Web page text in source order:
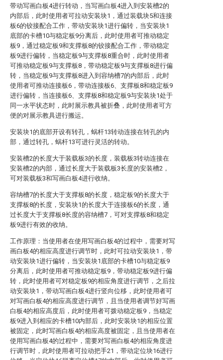
带动写画白板4进行转动，当写画白板4进入到安装槽2的
内部后，此时使用者可拉动安装块1，通过装载块5和连接
板6的铰接配合工作，带动安装块1进行偏转，当安装块1
底部的卡槽10与稳定板9分离后，此时使用者可推动稳定
板9，通过稳定板9和支撑板8的铰接配合工作，带动稳定
板9进行偏转，当稳定板9与支撑板8重合时，此时使用者
可推动稳定板9与支撑板8，带动稳定板9与支撑板8进行偏
转，当稳定板9与支撑板8进入到容纳槽7的内部后，此时
使用者可推动连接板6，带动连接板6、支撑板8和稳定板9
进行偏转，当连接板6、支撑板8和稳定板9与安装块1处于
同一水平状态时，此时展示教具被折叠，此时使用者可方
便的对展示教具进行搬运。
安装块1的底部开设有转孔，蜗杆13转动连接在转孔的内
部，通过转孔，蜗杆13可进行灵活的转动。
安装槽2的长度大于装载板3的长度，装载板3转动连接在
安装槽2的内部，通过长度大于装载板3长度的安装槽2，
可对装载板3和写画白板4进行收纳。
容纳槽7的长度大于支撑板8的长度，稳定板9的长度大于
支撑板8的长度，安装块1的长度大于连接板6的长度，通
过长度大于支撑板8长度的容纳槽7，可对支撑板8和稳定
板9进行有效的收纳。
工作原理：当使用者在使用写画白板4的过程中，需要对写
画白板4的相应高度进行调节时，此时可拉动安装块1，带
动安装块1进行偏转，当安装块1底部的卡槽10与稳定板9
分离后，此时使用者可推动稳定板9，带动稳定板9进行偏
转，此时使用者可对稳定板9的相应角度进行调节，之后拉
动安装块1，带动写画白板4进行竖向位移，此时使用者可
对写画白板4的相应高度进行调节，且当使用者调节好写画
白板4的相应高度后，此时使用者可拨动稳定板9，当稳定
板9进入到相应的卡槽10内部后，此时安装块1的相应位置
被固定，此时写画白板4的相应高度被固定，且当使用者在
使用写画白板4的过程中，需要对写画白板4的相应角度进
行调节时，此时使用者可拉动把手21，带动定位块16进行